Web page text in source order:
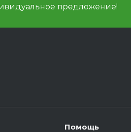
предложение!
Помощь